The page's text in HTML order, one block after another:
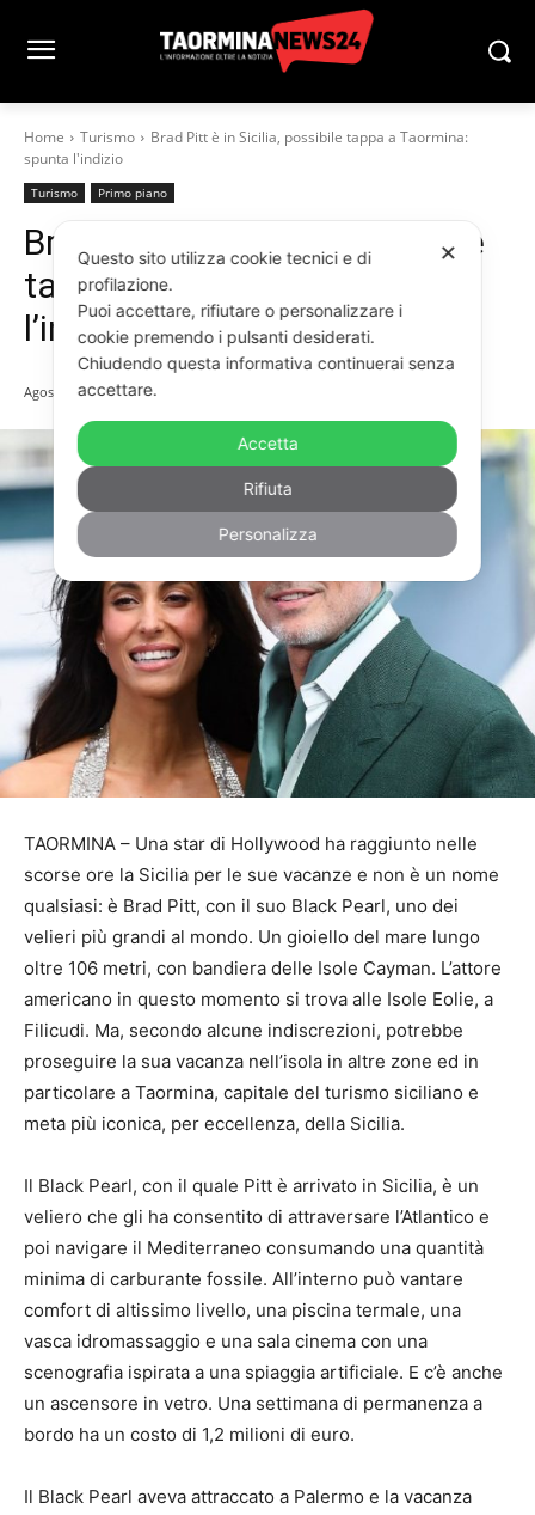
Home Turismo
Brad Pitt è in Sicilia, possibile tappa a Taormina:
spunta l'indizio
Turismo Primo piano
Brad Pitt è in Sicilia, possibile
tappa a Taormina: spunta
l’indizio
Agosto 4, 2025
TAORMINA – Una star di Hollywood ha raggiunto nelle
scorse ore la Sicilia per le sue vacanze e non è un nome
qualsiasi: è Brad Pitt, con il suo Black Pearl, uno dei
velieri più grandi al mondo. Un gioiello del mare lungo
oltre 106 metri, con bandiera delle Isole Cayman. L’attore
americano in questo momento si trova alle Isole Eolie, a
Filicudi. Ma, secondo alcune indiscrezioni, potrebbe
proseguire la sua vacanza nell’isola in altre zone ed in
particolare a Taormina, capitale del turismo siciliano e
meta più iconica, per eccellenza, della Sicilia.
Il Black Pearl, con il quale Pitt è arrivato in Sicilia, è un
veliero che gli ha consentito di attraversare l’Atlantico e
poi navigare il Mediterraneo consumando una quantità
minima di carburante fossile. All’interno può vantare
comfort di altissimo livello, una piscina termale, una
vasca idromassaggio e una sala cinema con una
scenografia ispirata a una spiaggia artificiale. E c’è anche
un ascensore in vetro. Una settimana di permanenza a
bordo ha un costo di 1,2 milioni di euro.
Il Black Pearl aveva attraccato a Palermo e la vacanza
✕
Questo sito utilizza cookie tecnici e di
profilazione.
Puoi accettare, rifiutare o personalizzare i
cookie premendo i pulsanti desiderati.
Chiudendo questa informativa continuerai senza
accettare.
Accetta
Rifiuta
Personalizza